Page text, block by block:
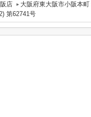
店
大阪府東大阪市小阪本
第62741号